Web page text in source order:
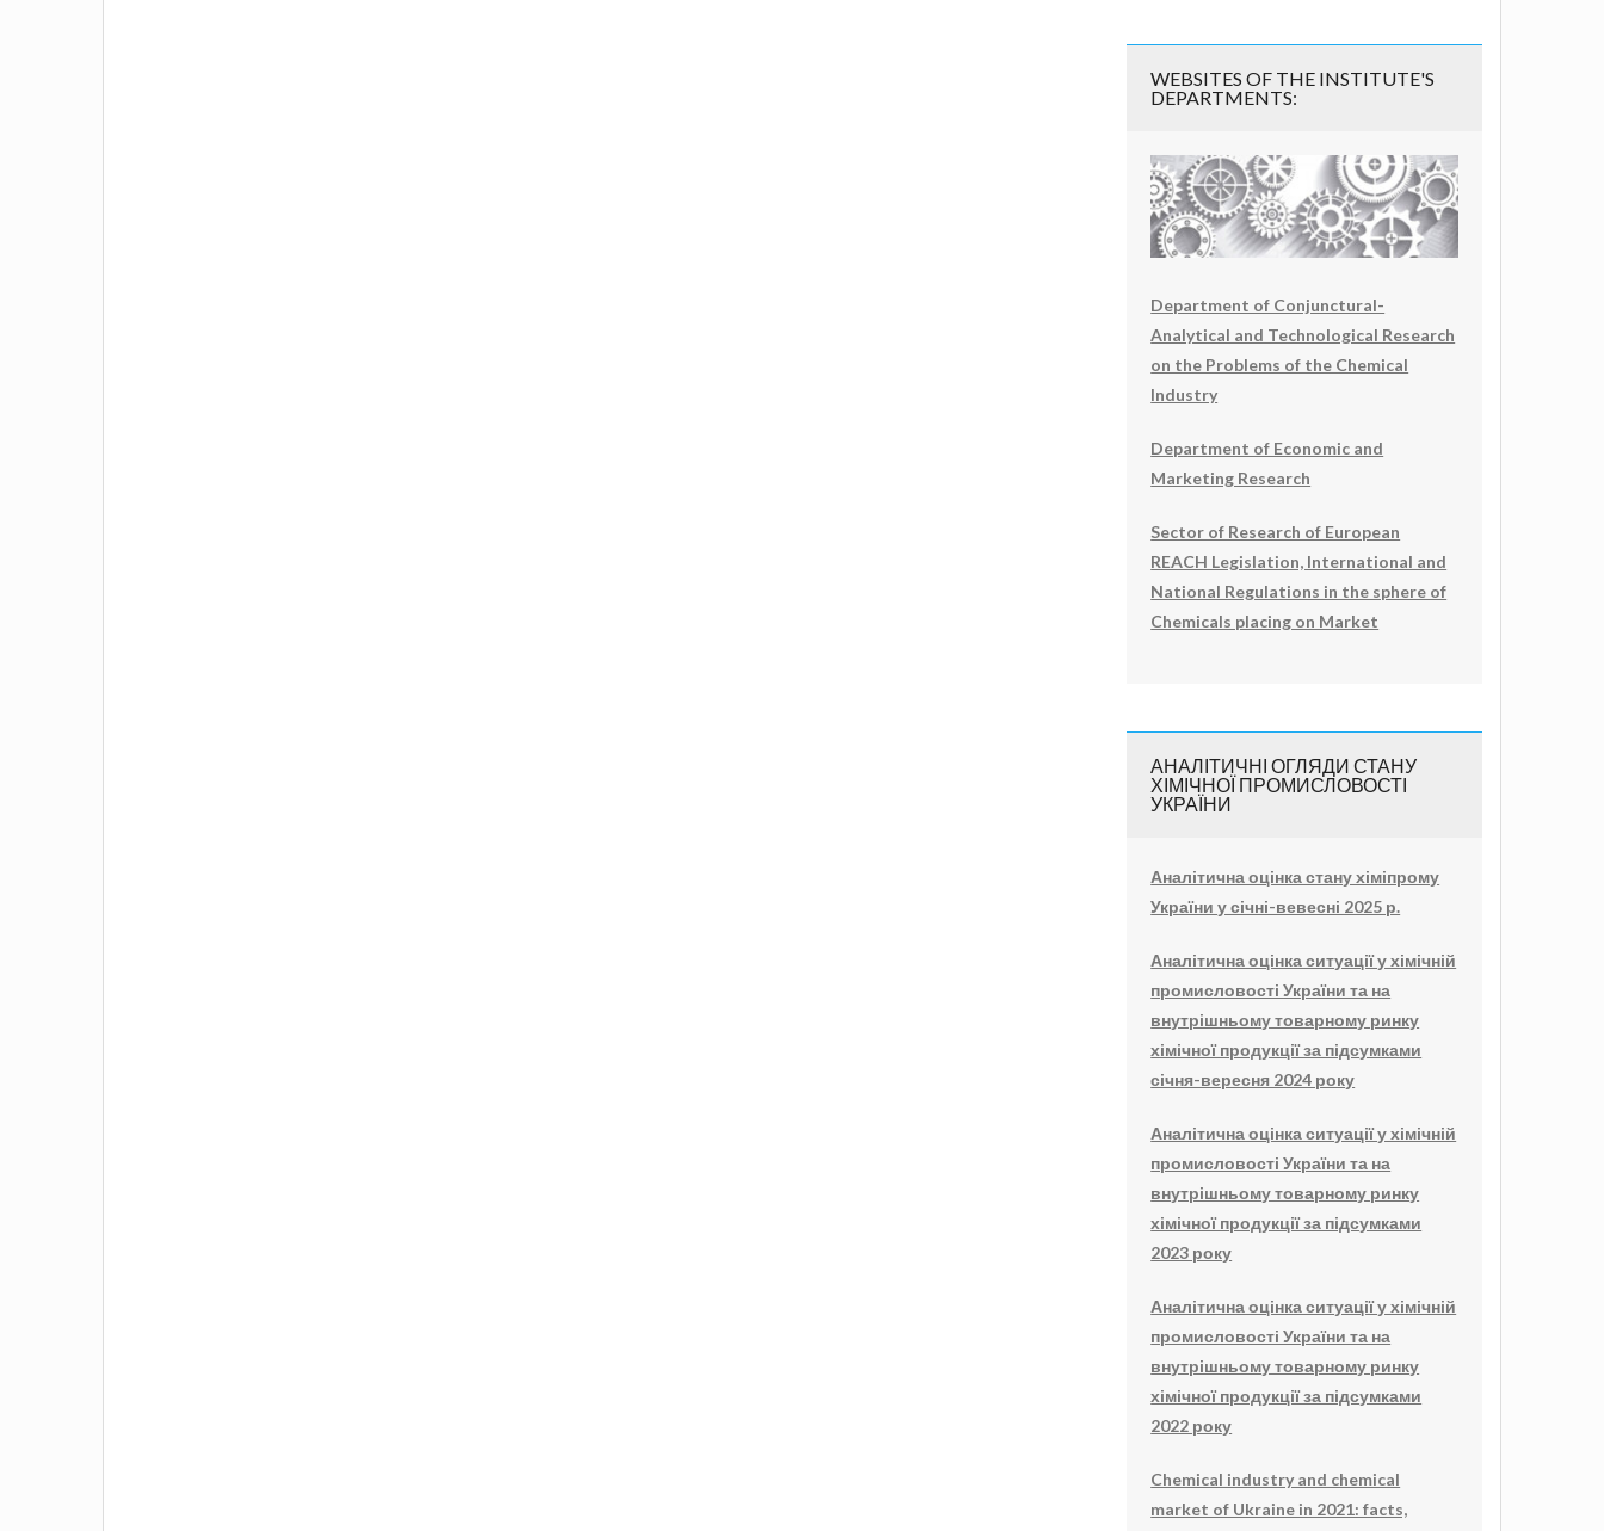
WEBSITES OF THE INSTITUTE'S
DEPARTMENTS:
Department of Conjunctural-
Analytical and Technological Research
on the Problems of the Chemical
Industry
Department of Economic and
Marketing Research
Sector of Research of European
REACH Legislation, International and
National Regulations in the sphere of
Chemicals placing on Market
АНАЛІТИЧНІ ОГЛЯДИ СТАНУ
ХІМІЧНОЇ ПРОМИСЛОВОСТІ
УКРАЇНИ
Аналітична оцінка стану хіміпрому
України у січні-вевесні 2025 р.
Аналітична оцінка ситуації у хімічній
промисловості України та на
внутрішньому товарному ринку
хімічної продукції за підсумками
січня-вересня 2024 року
Аналітична оцінка ситуації у хімічній
промисловості України та на
внутрішньому товарному ринку
хімічної продукції за підсумками
2023 року
Аналітична оцінка ситуації у хімічній
промисловості України та на
внутрішньому товарному ринку
хімічної продукції за підсумками
2022 року
Chemical industry and chemical
market of Ukraine in 2021: facts,